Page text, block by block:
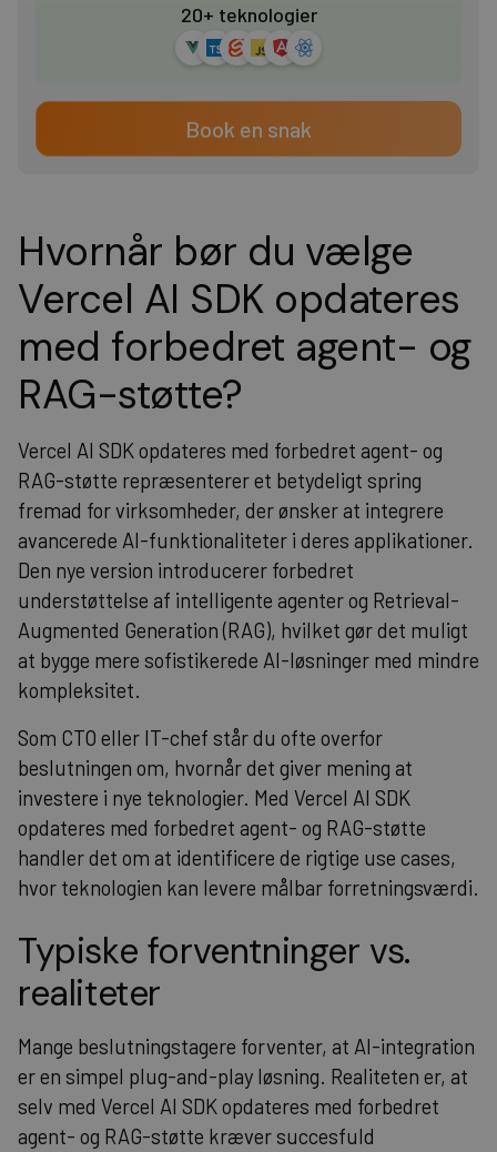
Hvornår bør du vælge
Vercel AI SDK opdateres
med forbedret agent- og
RAG-støtte?
Vercel AI SDK opdateres med forbedret agent- og
RAG-støtte repræsenterer et betydeligt spring
fremad for virksomheder, der ønsker at integrere
avancerede AI-funktionaliteter i deres applikationer.
Den nye version introducerer forbedret
understøttelse af intelligente agenter og Retrieval-
Augmented Generation (RAG), hvilket gør det muligt
at bygge mere sofistikerede AI-løsninger med mindre
kompleksitet.
Som CTO eller IT-chef står du ofte overfor
beslutningen om, hvornår det giver mening at
investere i nye teknologier. Med Vercel AI SDK
opdateres med forbedret agent- og RAG-støtte
handler det om at identificere de rigtige use cases,
hvor teknologien kan levere målbar forretningsværdi.
Typiske forventninger vs.
realiteter
Mange beslutningstagere forventer, at AI-integration
er en simpel plug-and-play løsning. Realiteten er, at
selv med Vercel AI SDK opdateres med forbedret
agent- og RAG-støtte kræver succesfuld
20+ teknologier
Book en snak